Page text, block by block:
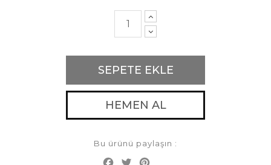
SEPETE EKLE
HEMEN AL
Bu ürünü paylaşın :
Facebook
Twitter